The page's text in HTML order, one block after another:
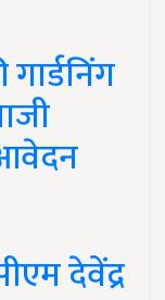
देवेंद्र